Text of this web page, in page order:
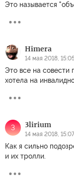
Это называется
Himera
14 мая 2018, 15:05
Это все на совести
хотела на
3 3lirium
14 мая 2018, 15:07
Как я сильно
и их тролли.